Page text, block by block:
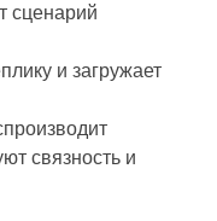
сценарий
и загружает
связность и